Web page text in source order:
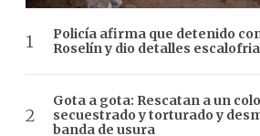
Policía afirma que detenido
Roselín y dio detalles
Gota a gota: Rescatan a un
secuestrado y torturado y
banda de usura